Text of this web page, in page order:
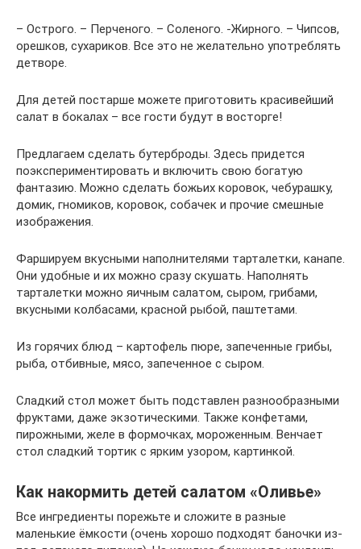
– Острого. – Перченого. – Соленого. -Жирного. – Чипсов,
орешков, сухариков. Все это не желательно употреблять
детворе.
Для детей постарше можете приготовить красивейший
салат в бокалах – все гости будут в восторге!
Предлагаем сделать бутерброды. Здесь придется
поэкспериментировать и включить свою богатую
фантазию. Можно сделать божьих коровок, чебурашку,
домик, гномиков, коровок, собачек и прочие смешные
изображения.
Фаршируем вкусными наполнителями тарталетки, канапе.
Они удобные и их можно сразу скушать. Наполнять
тарталетки можно яичным салатом, сыром, грибами,
вкусными колбасами, красной рыбой, паштетами.
Из горячих блюд – картофель пюре, запеченные грибы,
рыба, отбивные, мясо, запеченное с сыром.
Сладкий стол может быть подставлен разнообразными
фруктами, даже экзотическими. Также конфетами,
пирожными, желе в формочках, мороженным. Венчает
стол сладкий тортик с ярким узором, картинкой.
Как накормить детей салатом «Оливье»
Все ингредиенты порежьте и сложите в разные
маленькие ёмкости (очень хорошо подходят баночки из-